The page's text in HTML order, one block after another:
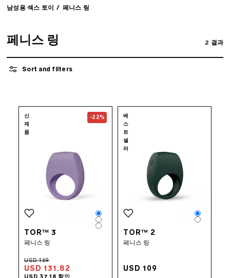
베스트셀러 섹스 토이
남성용 섹스 토이
전립선 마사지기
커플용 섹스 토이
보충제
수용성 러브젤
섹스 액세서리
INTIMINA BY LELO
LELO MAKEUP™
퀴어 픽
남성용 섹스 토이 페니스 링
페니스 링 2 결과
Sort and filters
Go to theTOR™ 3
신
제
품
-22%
TOR™ 3
페니스 링
USD 131.82
Color
Color
Color
베
스
트
셀
러
TOR™ 2
페니스 링
USD 109
Color
Color